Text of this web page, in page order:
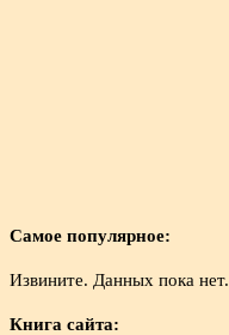
Самое популярное:
Извините. Данных пока нет.
Книга сайта: